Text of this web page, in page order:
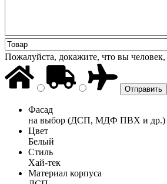
Пожалуйста, докажите, что вы
Фасад
на выбор (ДСП, МДФ ПВХ и др.)
Цвет
Белый
Стиль
Хай-тек
Материал корпуса